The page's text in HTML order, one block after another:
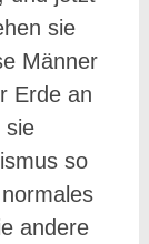
sie
Männer
Erde an
sie
so
andere